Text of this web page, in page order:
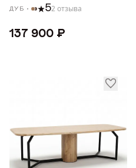
Светлый дуб
Массив дуба
Шпон дуба
Дубовая ламель
ДУБ 52 отзыва
137 900 ₽